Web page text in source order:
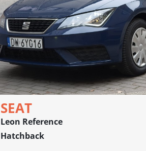
SEAT
Leon Reference
Hatchback